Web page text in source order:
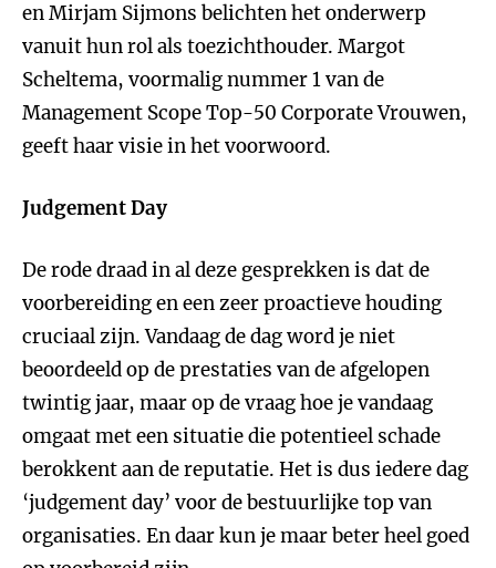
en Mirjam Sijmons belichten het onderwerp
vanuit hun rol als toezichthouder. Margot
Scheltema, voormalig nummer 1 van de
Management Scope Top-50 Corporate Vrouwen,
geeft haar visie in het voorwoord.
Judgement Day
De rode draad in al deze gesprekken is dat de
voorbereiding en een zeer proactieve houding
cruciaal zijn. Vandaag de dag word je niet
beoordeeld op de prestaties van de afgelopen
twintig jaar, maar op de vraag hoe je vandaag
omgaat met een situatie die potentieel schade
berokkent aan de reputatie. Het is dus iedere dag
‘judgement day’ voor de bestuurlijke top van
organisaties. En daar kun je maar beter heel goed